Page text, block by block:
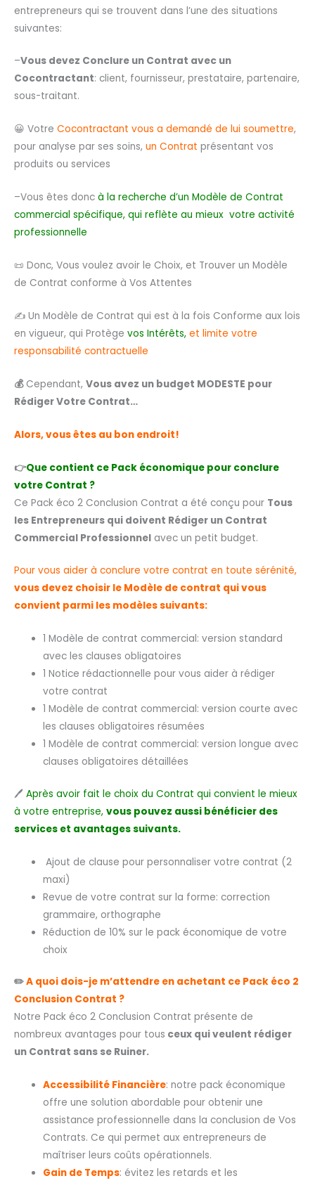
entrepreneurs qui se trouvent dans l’une des situations
suivantes:
–Vous devez Conclure un Contrat avec un
Cocontractant: client, fournisseur, prestataire, partenaire,
sous-traitant.
😀 Votre Cocontractant vous a demandé de lui soumettre,
pour analyse par ses soins, un Contrat présentant vos
produits ou services
–Vous êtes donc à la recherche d’un Modèle de Contrat
commercial spécifique, qui reflète au mieux votre activité
professionnelle
📜 Donc, Vous voulez avoir le Choix, et Trouver un Modèle
de Contrat conforme à Vos Attentes
✍️ Un Modèle de Contrat qui est à la fois Conforme aux lois
en vigueur, qui Protège vos Intérêts, et limite votre
responsabilité contractuelle
💰Cependant, Vous avez un budget MODESTE pour
Rédiger Votre Contrat…
Alors, vous êtes au bon endroit!
👉Que contient ce Pack économique pour conclure
votre Contrat ?
Ce Pack éco 2 Conclusion Contrat a été conçu pour Tous
les Entrepreneurs qui doivent Rédiger un Contrat
Commercial Professionnel avec un petit budget.
Pour vous aider à conclure votre contrat en toute sérénité,
vous devez choisir le Modèle de contrat qui vous
convient parmi les modèles suivants:
1 Modèle de contrat commercial: version standard
avec les clauses obligatoires
1 Notice rédactionnelle pour vous aider à rédiger
votre contrat
1 Modèle de contrat commercial: version courte avec
les clauses obligatoires résumées
1 Modèle de contrat commercial: version longue avec
clauses obligatoires détaillées
🖊️ Après avoir fait le choix du Contrat qui convient le mieux
à votre entreprise, vous pouvez aussi bénéficier des
services et avantages suivants.
Ajout de clause pour personnaliser votre contrat (2
maxi)
Revue de votre contrat sur la forme: correction
grammaire, orthographe
Réduction de 10% sur le pack économique de votre
choix
✏️A quoi dois-je m’attendre en achetant ce Pack éco 2
Conclusion Contrat ?
Notre Pack éco 2 Conclusion Contrat présente de
nombreux avantages pour tous ceux qui veulent rédiger
un Contrat sans se Ruiner.
Accessibilité Financière: notre pack économique
offre une solution abordable pour obtenir une
assistance professionnelle dans la conclusion de Vos
Contrats. Ce qui permet aux entrepreneurs de
maîtriser leurs coûts opérationnels.
Gain de Temps: évitez les retards et les